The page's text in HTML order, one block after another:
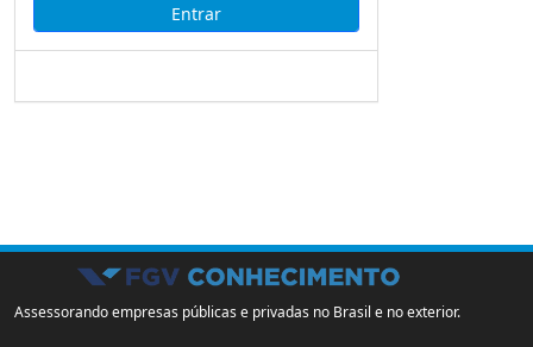
Assessorando empresas públicas e privadas no Brasil e no exterior.